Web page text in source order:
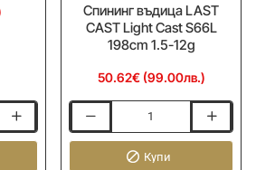
Спининг въдица LAST
CAST Light Cast S66L
198cm 1.5-12g
50.62€ (99.00лв.)
въдица
Купи